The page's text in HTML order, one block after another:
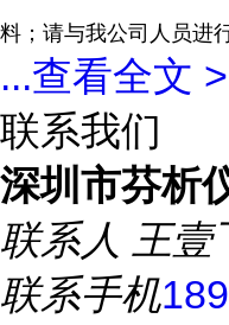
料；请与我公司人员进
...查看全文 >
联系我们
深圳市芬析
联系人 王壹
联系手机